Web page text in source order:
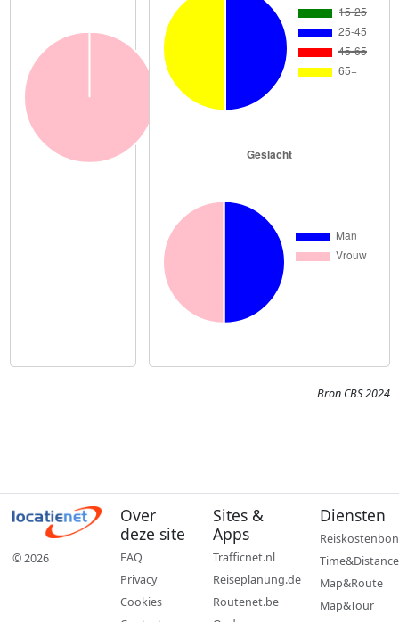
Bron CBS 2024
© 2026
Over
deze site
FAQ
Privacy
Cookies
Sites &
Apps
Trafficnet.nl
Reiseplanung.de
Routenet.be
Diensten
Reiskostenbon
Time&Distance
Map&Route
Map&Tour